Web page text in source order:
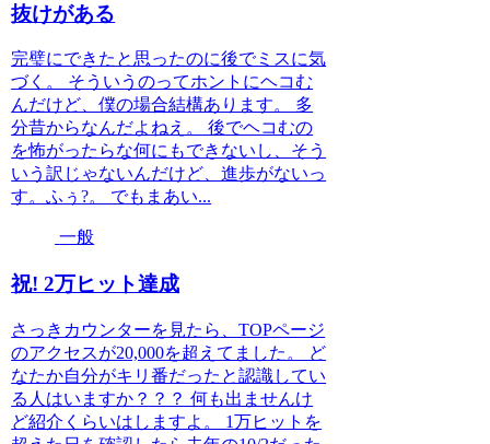
抜けがある
完璧にできたと思ったのに後でミスに気
づく。 そういうのってホントにヘコむ
んだけど、僕の場合結構あります。 多
分昔からなんだよねえ。 後でヘコむの
を怖がったらな何にもできないし、そう
いう訳じゃないんだけど、進歩がないっ
す。ふぅ?。 でもまあい...
一般
祝! 2万ヒット達成
さっきカウンターを見たら、TOPページ
のアクセスが20,000を超えてました。 ど
なたか自分がキリ番だったと認識してい
る人はいますか？？？ 何も出ませんけ
ど紹介くらいはしますよ。 1万ヒットを